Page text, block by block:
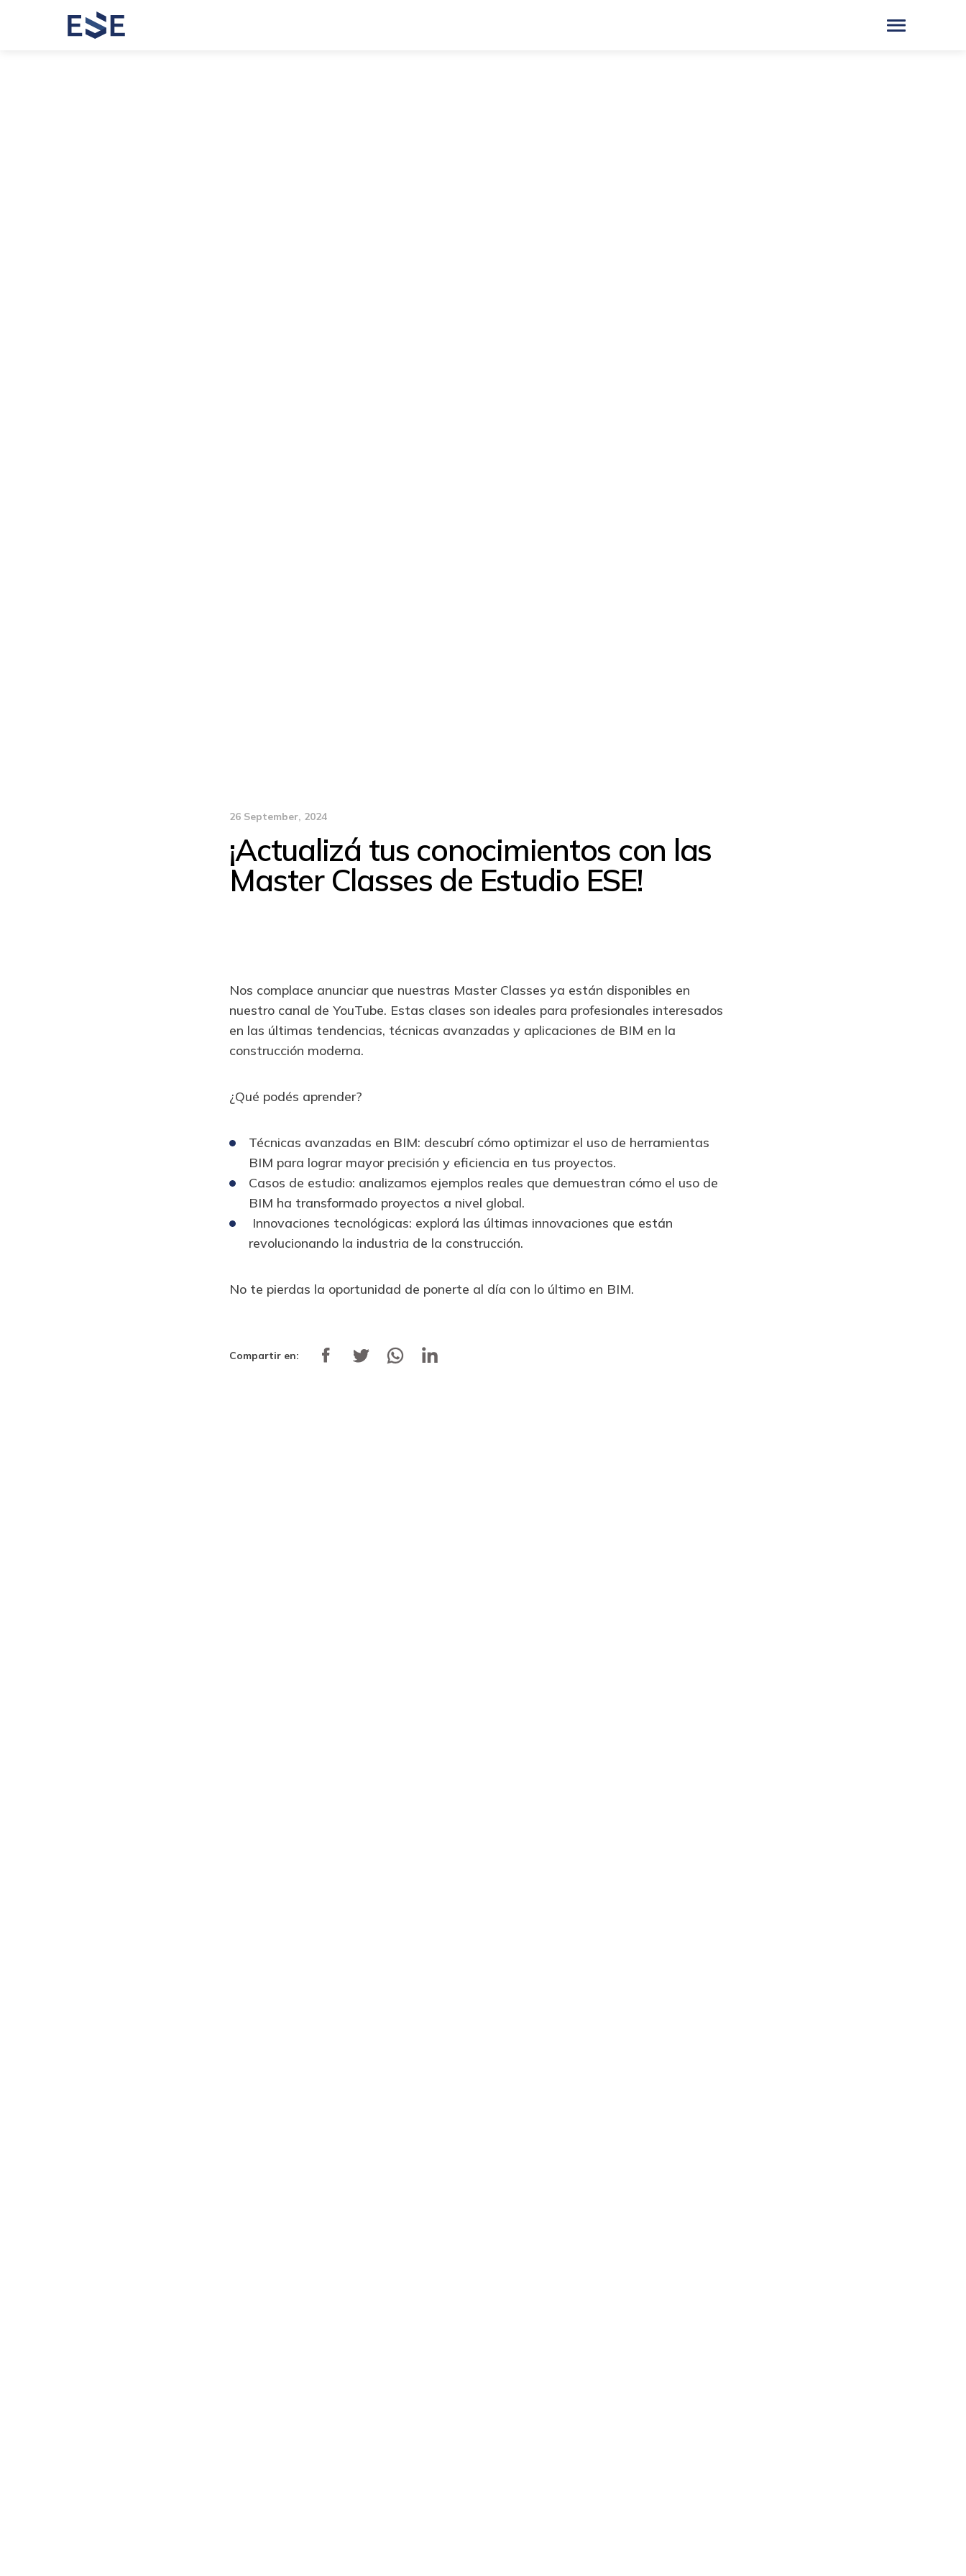
26 September, 2024
¡Actualizá tus conocimientos con las
Master Classes de Estudio ESE!
Nos complace anunciar que nuestras Master Classes ya están disponibles en
nuestro canal de YouTube. Estas clases son ideales para profesionales interesados
en las últimas tendencias, técnicas avanzadas y aplicaciones de BIM en la
construcción moderna.
¿Qué podés aprender?
Técnicas avanzadas en BIM: descubrí cómo optimizar el uso de herramientas
BIM para lograr mayor precisión y eficiencia en tus proyectos.
Casos de estudio: analizamos ejemplos reales que demuestran cómo el uso de
BIM ha transformado proyectos a nivel global.
Innovaciones tecnológicas: explorá las últimas innovaciones que están
revolucionando la industria de la construcción.
No te pierdas la oportunidad de ponerte al día con lo último en BIM.
Compartir en: